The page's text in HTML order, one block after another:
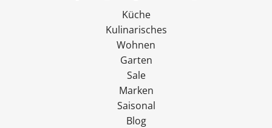
Küche
Kulinarisches
Wohnen
Garten
Sale
Marken
Saisonal
Blog